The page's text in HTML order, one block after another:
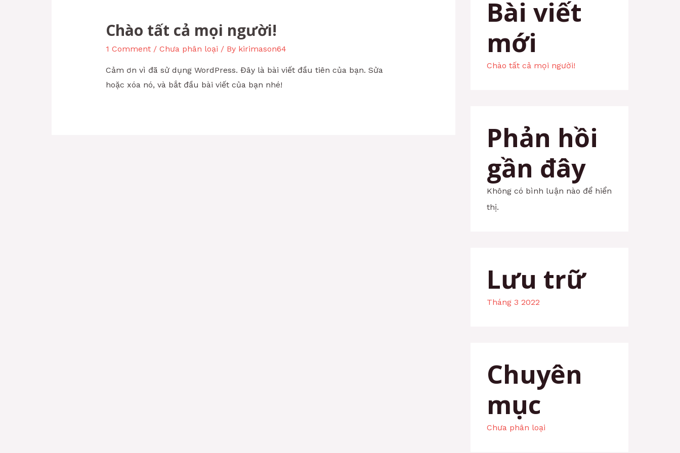
Chào tất cả mọi người!
1 Comment / Chưa phân loại / By kirimason64
Cảm ơn vì đã sử dụng WordPress. Đây là bài viết đầu tiên của bạn. Sửa
hoặc xóa nó, và bắt đầu bài viết của bạn nhé!
Bài viết
mới
Chào tất cả mọi người!
Phản hồi
gần đây
Không có bình luận nào để hiển
thị.
Lưu trữ
Tháng 3 2022
Chuyên
mục
Chưa phân loại